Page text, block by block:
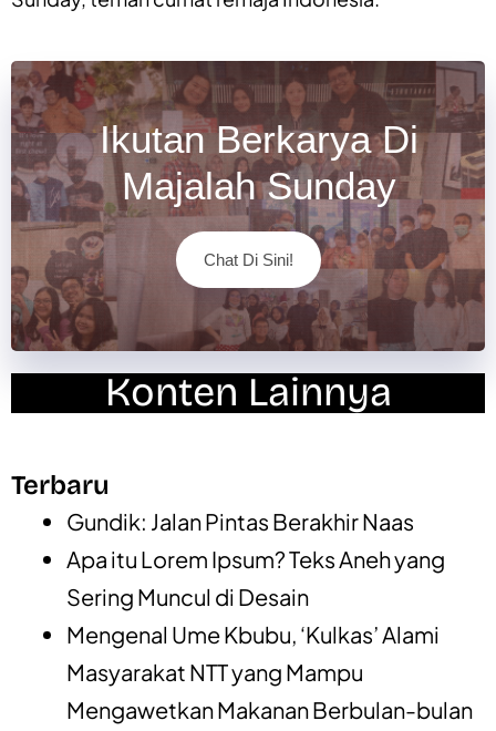
Ikutan Berkarya Di
Majalah Sunday
Chat Di Sini!
Konten Lainnya
Terbaru
Gundik: Jalan Pintas Berakhir Naas
Apa itu Lorem Ipsum? Teks Aneh yang
Sering Muncul di Desain
Mengenal Ume Kbubu, ‘Kulkas’ Alami
Masyarakat NTT yang Mampu
Mengawetkan Makanan Berbulan-bulan